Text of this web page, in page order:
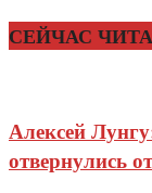
СЕЙЧАС
Алексей
отвернулись